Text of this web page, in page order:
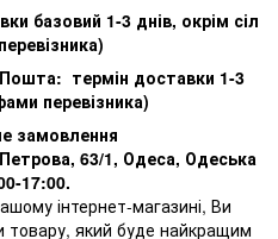
базовий 1-3 днів, окрім сіл
термін доставки 1-3
перевізника)
замовлення
63/1, Одеса, Одеська
17:00.
інтернет-магазині, Ви
товару, який буде найкращим